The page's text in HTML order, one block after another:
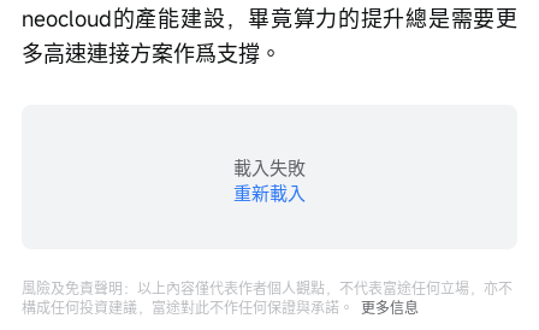
neocloud的產能建設，畢竟算力的提升總是需要更
多高速連接方案作爲支撐。
載入失敗
重新載入
風險及免責聲明：以上內容僅代表作者個人觀點，不代表富途任何立場，亦不
構成任何投資建議，富途對此不作任何保證與承諾。
更多信息